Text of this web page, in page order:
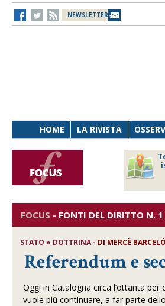
NEWSLETTER
HOME LA RIVISTA
FOCUS - FONTI DEL DIRITTO N.
STATO » DOTTRINA - DI MERCÈ
Referendum e
Oggi in Catalogna circa l’ottanta
vuole più continuare, a far parte